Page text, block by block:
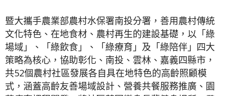
暨大攜手農業部農村水保署南投分署，善用農村傳統
文化特色、在地食材、農村再生的建設基礎，以「綠
場域」、「綠飲食」、「綠療育」及「綠陪伴」四大
策略為核心，協助彰化、南投、雲林、嘉義四縣市，
共52個農村社區發展各自具在地特色的高齡照顧模
式，涵蓋高齡友善場域設計、營養共餐服務推廣、園